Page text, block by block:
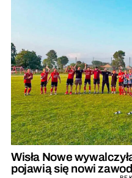
Wisła Nowe
pojawią się nowi